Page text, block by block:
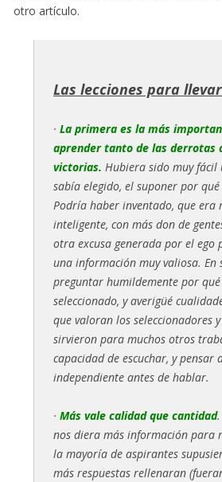
otro artículo.
Las lecciones para
· La primera es la más
aprender tanto de las derrotas
victorias. Hubiera sido muy fácil
sabía elegido, el suponer por
Podría haber inventado, que era
inteligente, con más don de
otra excusa generada por el ego
una información muy valiosa. En
preguntar humildemente por
seleccionado, y averigüé
que valoran los seleccionadores
sirvieron para muchos otros
capacidad de escuchar, y pensar
independiente antes de hablar.
· Más vale calidad que cantidad
nos diera más información para
la mayoría de aspirantes
más respuestas rellenaran